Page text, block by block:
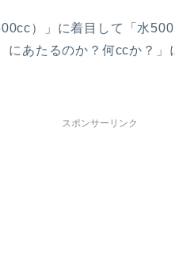
）」に着目して「水
にあたるのか？何ccか？」
スポンサーリンク